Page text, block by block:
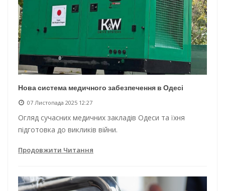
Нова система медичного забезпечення в Одесі
07 Листопада 2025 12:27
Огляд сучасних медичних закладів Одеси та їхня
підготовка до викликів війни.
Продовжити Читання